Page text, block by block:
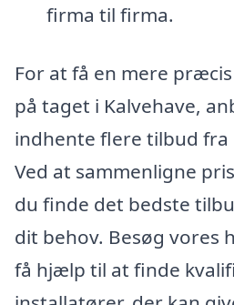
firma til firma.
For at få en mere
på taget i Kalvehave,
indhente flere tilbud fra
Ved at sammenligne
du finde det bedste
dit behov. Besøg vores
få hjælp til at finde